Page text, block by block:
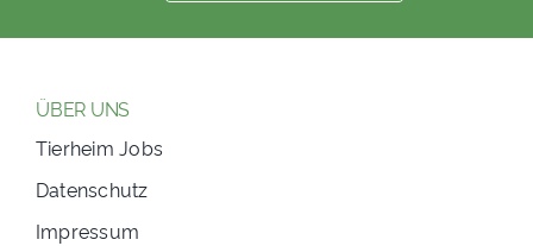
ÜBER UNS
Tierheim Jobs
Datenschutz
Impressum